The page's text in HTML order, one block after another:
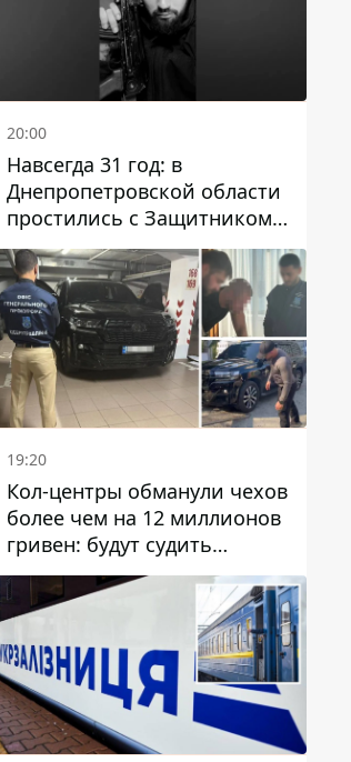
20:00
Навсегда 31 год: в
Днепропетровской области
простились с Защитником
Александром Репиным
19:20
Кол-центры обманули чехов
более чем на 12 миллионов
гривен: будут судить
днепрянина,
организовавшего
транснациональную
преступную организацию